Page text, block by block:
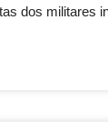
dos militares